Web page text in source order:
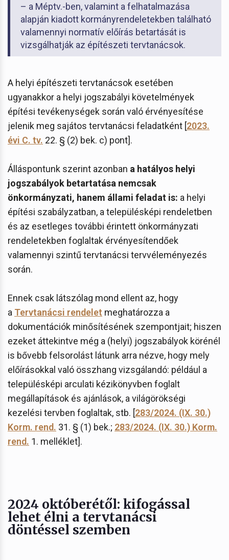
– a Méptv.-ben, valamint a felhatalmazása
alapján kiadott kormányrendeletekben található
valamennyi normatív előírás betartását is
vizsgálhatják az építészeti tervtanácsok.
A helyi építészeti tervtanácsok esetében
ugyanakkor a helyi jogszabályi követelmények
építési tevékenységek során való érvényesítése
jelenik meg sajátos tervtanácsi feladatként [2023.
évi C. tv. 22. § (2) bek. c) pont].
Álláspontunk szerint azonban a hatályos helyi
jogszabályok betartatása nemcsak
önkormányzati, hanem állami feladat is: a helyi
építési szabályzatban, a településképi rendeletben
és az esetleges további érintett önkormányzati
rendeletekben foglaltak érvényesítendőek
valamennyi szintű tervtanácsi tervvéleményezés
során.
Ennek csak látszólag mond ellent az, hogy
a Tervtanácsi rendelet meghatározza a
dokumentációk minősítésének szempontjait; hiszen
ezeket áttekintve még a (helyi) jogszabályok körénél
is bővebb felsorolást látunk arra nézve, hogy mely
előírásokkal való összhang vizsgálandó: például a
településképi arculati kézikönyvben foglalt
megállapítások és ajánlások, a világörökségi
kezelési tervben foglaltak, stb. [283/2024. (IX. 30.)
Korm. rend. 31. § (1) bek.; 283/2024. (IX. 30.) Korm.
rend. 1. melléklet].
2024 októberétől: kifogással
lehet élni a tervtanácsi
döntéssel szemben